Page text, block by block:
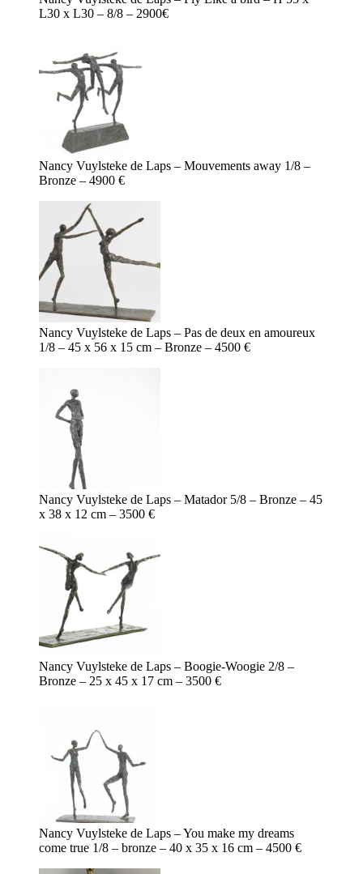
L30 x L30 – 8/8 – 2900€
Nancy Vuylsteke de Laps – Mouvements away 1/8 –
Bronze – 4900 €
Nancy Vuylsteke de Laps – Pas de deux en amoureux
1/8 – 45 x 56 x 15 cm – Bronze – 4500 €
Nancy Vuylsteke de Laps – Matador 5/8 – Bronze – 45
x 38 x 12 cm – 3500 €
Nancy Vuylsteke de Laps – Boogie-Woogie 2/8 –
Bronze – 25 x 45 x 17 cm – 3500 €
Nancy Vuylsteke de Laps – You make my dreams
come true 1/8 – bronze – 40 x 35 x 16 cm – 4500 €